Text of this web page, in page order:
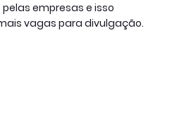
empresas e isso
vagas para divulgação.